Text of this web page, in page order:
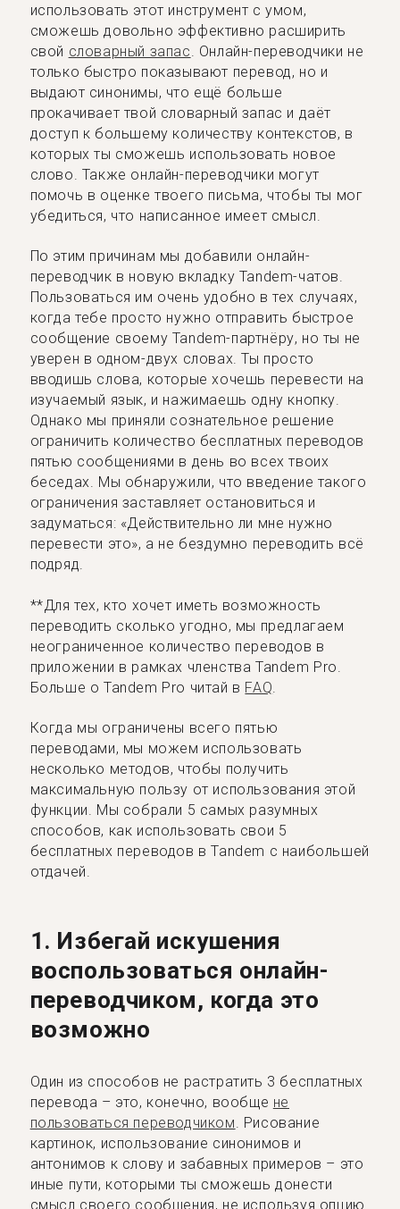
использовать этот инструмент с умом,
сможешь довольно эффективно расширить
свой словарный запас . Онлайн-переводчики не
только быстро показывают перевод, но и
выдают синонимы, что ещё больше
прокачивает твой словарный запас и даёт
доступ к большему количеству контекстов, в
которых ты сможешь использовать новое
слово. Также онлайн-переводчики могут
помочь в оценке твоего письма, чтобы ты мог
убедиться, что написанное имеет смысл.
По этим причинам мы добавили онлайн-
переводчик в новую вкладку Tandem-чатов.
Пользоваться им очень удобно в тех случаях,
когда тебе просто нужно отправить быстрое
сообщение своему Tandem-партнёру, но ты не
уверен в одном-двух словах. Ты просто
вводишь слова, которые хочешь перевести на
изучаемый язык, и нажимаешь одну кнопку.
Однако мы приняли сознательное решение
ограничить количество бесплатных переводов
пятью сообщениями в день во всех твоих
беседах. Мы обнаружили, что введение такого
ограничения заставляет остановиться и
задуматься: «Действительно ли мне нужно
перевести это», а не бездумно переводить всё
подряд.
**Для тех, кто хочет иметь возможность
переводить сколько угодно, мы предлагаем
неограниченное количество переводов в
приложении в рамках членства Tandem Pro.
Больше о Tandem Pro читай в FAQ
Когда мы ограничены всего пятью
переводами, мы можем использовать
несколько методов, чтобы получить
максимальную пользу от использования этой
функции. Мы собрали 5 самых разумных
способов, как использовать свои 5
бесплатных переводов в Tandem с наибольшей
отдачей.
1. Избегай искушения
воспользоваться онлайн-
переводчиком, когда это
возможно
Один из способов не растратить 3 бесплатных
перевода – это, конечно, вообще не
пользоваться переводчиком. Рисование
картинок, использование синонимов и
антонимов к слову и забавных примеров – это
иные пути, которыми ты сможешь донести
смысл своего сообщения, не используя опцию